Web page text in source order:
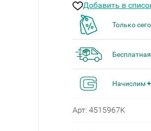
Добавить в
Только
Начислим
Арт: 4515967K